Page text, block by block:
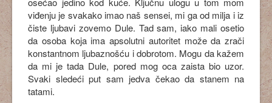
viđenju je svakako imao naš sensei, mi ga od milja i iz
čiste ljubavi zovemo Dule. Tad sam, iako mali osetio
da osoba koja ima apsolutni autoritet može da zrači
konstantnom ljubaznošću i dobrotom. Mogu da kažem
da mi je tada Dule, pored mog oca zaista bio uzor.
Svaki sledeći put sam jedva čekao da stanem na
tatami.